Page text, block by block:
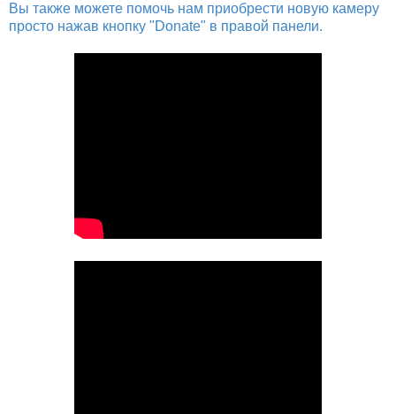
Вы также можете помочь нам приобрести новую камеру
просто нажав кнопку "Donate" в правой панели.